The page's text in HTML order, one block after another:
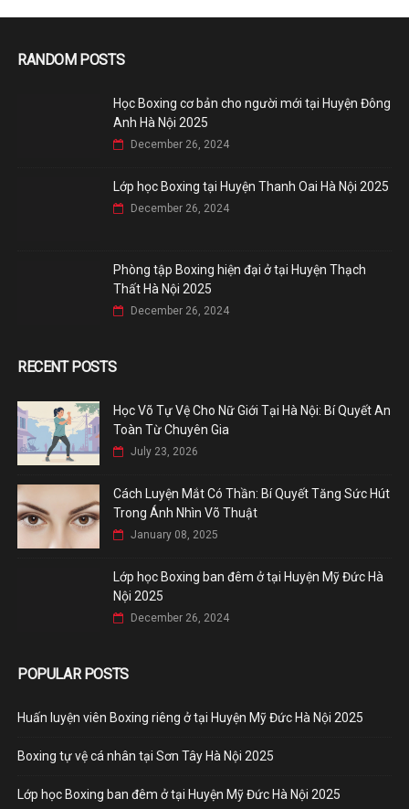
RANDOM POSTS
Học Boxing cơ bản cho người mới tại Huyện Đông
Anh Hà Nội 2025
December 26, 2024
Lớp học Boxing tại Huyện Thanh Oai Hà Nội 2025
December 26, 2024
Phòng tập Boxing hiện đại ở tại Huyện Thạch
Thất Hà Nội 2025
December 26, 2024
RECENT POSTS
Học Võ Tự Vệ Cho Nữ Giới Tại Hà Nội: Bí Quyết An
Toàn Từ Chuyên Gia
July 23, 2026
Cách Luyện Mắt Có Thần: Bí Quyết Tăng Sức Hút
Trong Ánh Nhìn Võ Thuật
January 08, 2025
Lớp học Boxing ban đêm ở tại Huyện Mỹ Đức Hà
Nội 2025
December 26, 2024
POPULAR POSTS
Huấn luyện viên Boxing riêng ở tại Huyện Mỹ Đức Hà Nội 2025
Boxing tự vệ cá nhân tại Sơn Tây Hà Nội 2025
Lớp học Boxing ban đêm ở tại Huyện Mỹ Đức Hà Nội 2025